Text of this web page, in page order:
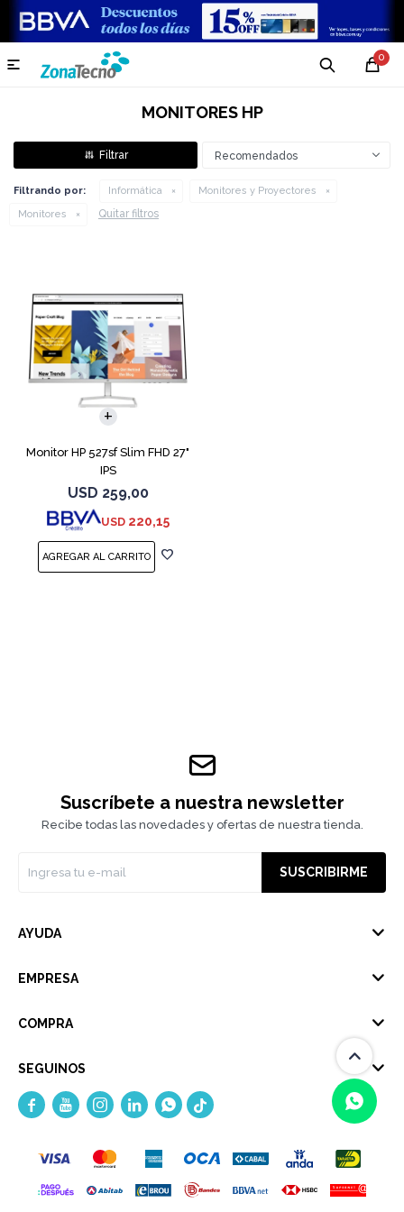
0

MONITORES HP
Recomendados
Filtrando por: Informática
Monitores y Proyectores
Monitores
Quitar filtros
Monitor HP 527sf Slim FHD 27"
IPS
USD 259,00
USD 220,15
(0/4)
Suscríbete a nuestra newsletter
Recibe todas las novedades y ofertas de nuestra tienda.
SUSCRIBIRME
AYUDA
EMPRESA
COMPRA
SEGUINOS
    